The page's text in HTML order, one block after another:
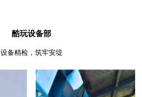
酷玩设备部
设备精检，筑牢安堤